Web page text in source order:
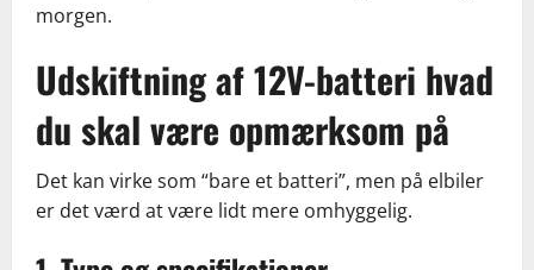
morgen.
Udskiftning af 12V-batteri hvad
du skal være opmærksom på
Det kan virke som “bare et batteri”, men på elbiler
er det værd at være lidt mere omhyggelig.